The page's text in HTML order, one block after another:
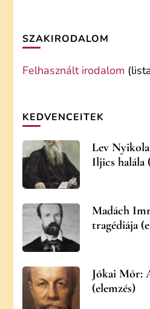
SZAKIRODALOM
Felhasznált irodalom
KEDVENCEITEK
Lev
Iljics halála
Madách
tragédiája
Jókai Mór:
(elemzés)